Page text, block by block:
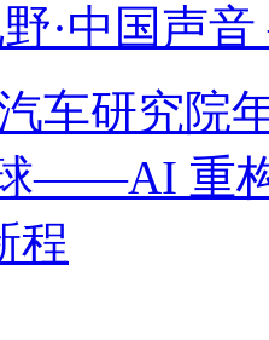
·中国声